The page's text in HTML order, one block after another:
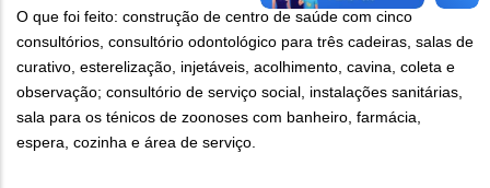
O que foi feito: construção de centro de saúde com cinco
consultórios, consultório odontológico para três cadeiras, salas de
curativo, esterelização, injetáveis, acolhimento, cavina, coleta e
observação; consultório de serviço social, instalações sanitárias,
sala para os ténicos de zoonoses com banheiro, farmácia,
espera, cozinha e área de serviço.